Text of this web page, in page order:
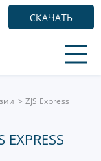
СКАЧАТЬ
ZJS Express